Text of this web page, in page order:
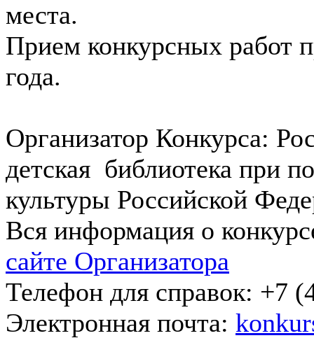
места.
Прием конкурсных работ
года.
Организатор Конкурса:
детская библиотека при
культуры Российской
Вся информация о
сайте Организатора
Телефон для справок: +7
Электронная почта: